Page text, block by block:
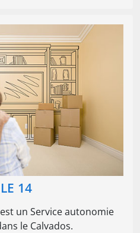
14
est un Service autonomie
le Calvados.